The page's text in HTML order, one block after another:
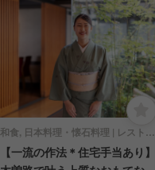
和食, 日本料理・懐石料理 | レストランサービス・ホールスタッフ
【一流の作法＊住宅手当あり】